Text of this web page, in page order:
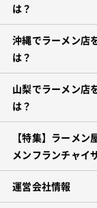
は？
沖縄でラーメン店
は？
山梨でラーメン店
は？
【特集】ラーメ
メンフランチャイ
運営会社情報